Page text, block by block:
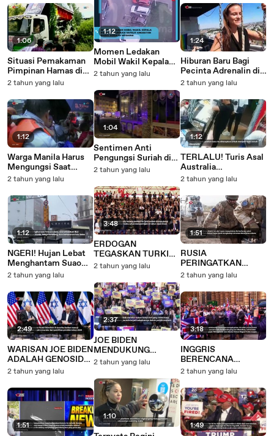
1:06
Situasi Pemakaman
Pimpinan Hamas di
Iran
2 tahun yang lalu
1:12
Warga Manila Harus
Mengungsi Saat
Topan Gaemi
2 tahun yang lalu
1:12
NGERI! Hujan Lebat
Menghantam Suao
Taiwan
2 tahun yang lalu
2:49
WARISAN JOE BIDEN
ADALAH GENOSIDA
DI GAZA
2 tahun yang lalu
1:51
1:12
Momen Ledakan
Mobil Wakil Kepala
Pusat Komunikasi
2 tahun yang lalu
1:04
Sentimen Anti
Pengungsi Suriah di
Turki
2 tahun yang lalu
3:48
ERDOGAN
TEGASKAN TURKI
SIAP BANGUN
ANGKATAN LAUT
SIPRUS
2 tahun yang lalu
2:37
JOE BIDEN
MENDUKUNG
KAMALA HARRIS
2 tahun yang lalu
1:10
Houti di Yaman
1:24
Hiburan Baru Bagi
Pecinta Adrenalin di
Berlin Jerman
2 tahun yang lalu
1:12
TERLALU! Turis Asal
Australia
Diperlakukan Tidak
di Paris
2 tahun yang lalu
1:51
RUSIA
PERINGATKAN
RENCANA UNI
MENANDAKAN
KONFRONTASI
2 tahun yang lalu
3:18
INGGRIS
BERENCANA
KELUARKAN 10
UNTUK SKEMA
DEPORTASI
RWANDA
2 tahun yang lalu
1:49